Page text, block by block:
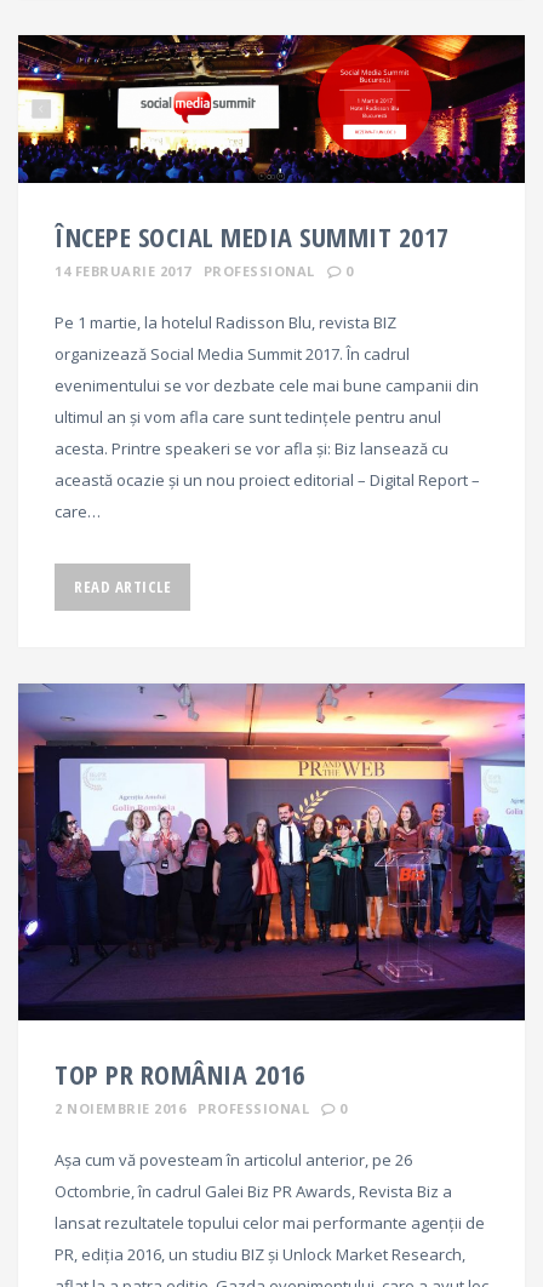
ÎNCEPE SOCIAL MEDIA SUMMIT 2017
14 FEBRUARIE 2017 PROFESSIONAL 0
Pe 1 martie, la hotelul Radisson Blu, revista BIZ
organizează Social Media Summit 2017. În cadrul
evenimentului se vor dezbate cele mai bune campanii din
ultimul an și vom afla care sunt tedințele pentru anul
acesta. Printre speakeri se vor afla și: Biz lansează cu
această ocazie și un nou proiect editorial – Digital Report –
care…
READ ARTICLE
TOP PR ROMÂNIA 2016
2 NOIEMBRIE 2016 PROFESSIONAL 0
Așa cum vă povesteam în articolul anterior, pe 26
Octombrie, în cadrul Galei Biz PR Awards, Revista Biz a
lansat rezultatele topului celor mai performante agenţii de
PR, ediţia 2016, un studiu BIZ şi Unlock Market Research,